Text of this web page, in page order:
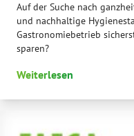
Auf der Suche nach
und nachhaltige
Gastronomiebetrieb
sparen?
Weiterlesen